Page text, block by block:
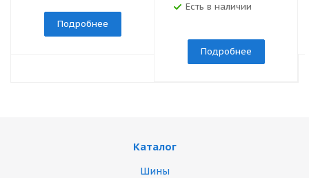
Подробнее
Есть в наличии
Подробнее
Каталог
Шины